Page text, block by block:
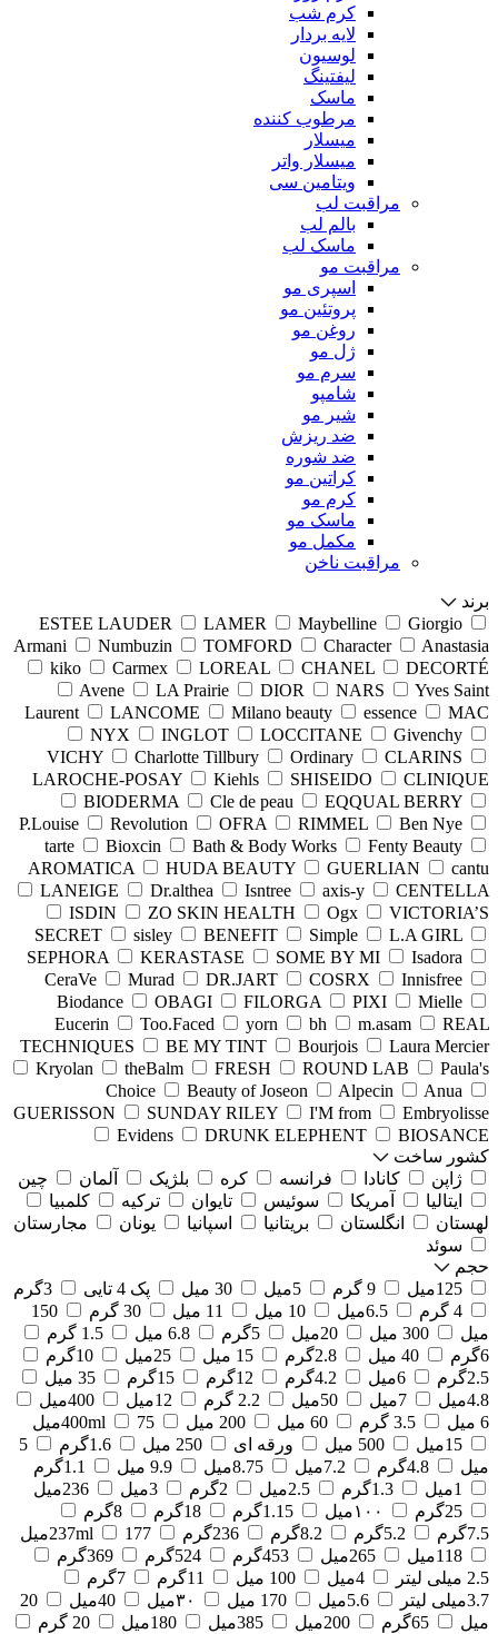
کرم شب
لایه بردار
لوسیون
لیفتینگ
ماسک
مرطوب کننده
میسلار
میسلار واتر
ویتامین سی
مراقبت لب
بالم لب
ماسک لب
مراقبت مو
اسپری مو
پروتئین مو
روغن مو
ژل مو
سرم مو
شامپو
شیر مو
ضد ریزش
ضد شوره
کراتین مو
کرم مو
ماسک مو
مکمل مو
مراقبت ناخن
برند
ESTEE LAUDER
LAMER Maybelline
Giorgio
Armani
Numbuzin TOMFORD Character
Anastasia
kiko
Carmex LOREAL CHANEL
DECORTÉ
Avene
LA Prairie DIOR NARS
Yves Saint
Laurent
LANCOME Milano beauty essence
MAC
NYX
INGLOT LOCCITANE
Givenchy
VICHY
Charlotte Tillbury Ordinary
CLARINS
LAROCHE-POSAY
Kiehls SHISEIDO
CLINIQUE
BIODERMA
Cle de peau
EQQUAL BERRY
P.Louise
Revolution OFRA RIMMEL
Ben Nye
tarte
Bioxcin Bath & Body Works
Fenty Beauty
AROMATICA
HUDA BEAUTY GUERLIAN
cantu
LANEIGE
Dr.althea Isntree axis-y
CENTELLA
ISDIN
ZO SKIN HEALTH Ogx
VICTORIA’S
SECRET
sisley BENEFIT Simple
L.A GIRL
SEPHORA
KERASTASE SOME BY MI
Isadora
CeraVe
Murad DR.JART COSRX
Innisfree
Biodance
OBAGI FILORGA PIXI
Mielle
Eucerin
Too.Faced yorn bh m.asam
REAL
TECHNIQUES
BE MY TINT Bourjois
Laura Mercier
Kryolan
theBalm FRESH ROUND LAB
Paula's
Choice
Beauty of Joseon Alpecin
Anua
GUERISSON
SUNDAY RILEY I'M from
Embryolisse
Evidens
DRUNK ELEPHENT
BIOSANCE
کشور ساخت
ژاپن
کانادا فرانسه کره بلژیک آلمان
چین
ایتالیا
آمریکا سوئیس تایوان ترکیه
کلمبیا
لهستان
انگلستان بریتانیا اسپانیا یونان
مجارستان
سوئد
حجم
125میل
9 گرم 5میل 30 میل پک 4 تایی
3گرم
4 گرم
6.5میل 10 میل 11 میل 30 گرم
150
میل
300 میل 20میل 5گرم 6.8 میل
1.5 گرم
6گرم
40 میل 2.8گرم 15 میل 25میل
10گرم
2.5گرم
6میل 4.2گرم 12گرم 15گرم
35 میل
4.8میل
7میل 50میل 2.2 گرم 12میل
400میل
6 میل
3.5 گرم 60 میل 200 میل 400ml
75میل
15میل
500 میل ورقه ای 250 میل 1.6گرم
5
میل
4.8گرم 7.2میل 8.75میل 9.9 میل
1.1گرم
1میل
1.3گرم 2.5میل 2گرم 3میل
236میل
25گرم
۱۰۰میل 1.15گرم 18گرم
8گرم
7.5گرم
5.2گرم 8.2گرم 236گرم 237ml
177میل
118میل
265میل 453گرم 524گرم
369گرم
2.5 میلی لیتر
4میل 100 میل 11گرم
7گرم
3.7میلی لیتر
5.6میل 170 میل ۳۰میل 40میل
20
میل
65گرم 200میل 385میل 180میل
20 گرم